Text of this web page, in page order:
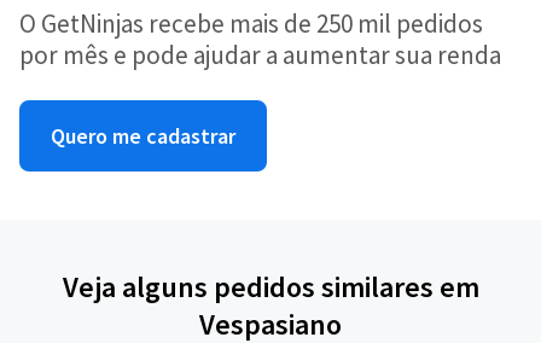
O GetNinjas recebe mais de 250 mil pedidos
por mês e pode ajudar a aumentar sua renda
Quero me cadastrar
Veja alguns pedidos similares em
Vespasiano